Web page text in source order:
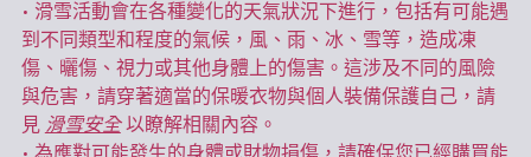
• 滑雪活動會在各種變化的天氣狀況下進行，包括有可能遇
到不同類型和程度的氣候，風、雨、冰、雪等，造成凍
傷、曬傷、視力或其他身體上的傷害。這涉及不同的風險
與危害，請穿著適當的保暖衣物與個人裝備保護自己，請
見 滑雪安全 以瞭解相關內容。